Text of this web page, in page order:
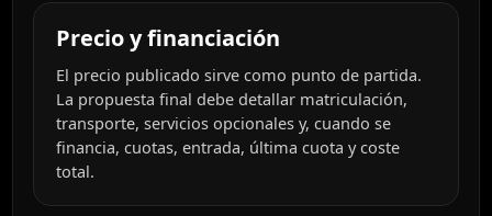
Precio y financiación
El precio publicado sirve como punto de partida.
La propuesta final debe detallar matriculación,
transporte, servicios opcionales y, cuando se
financia, cuotas, entrada, última cuota y coste
total.